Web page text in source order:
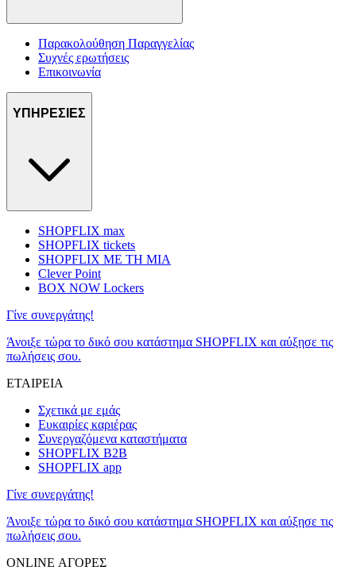
Παρακολούθηση Παραγγελίας
Συχνές ερωτήσεις
Επικοινωνία
ΥΠΗΡΕΣΙΕΣ
SHOPFLIX max
SHOPFLIX tickets
SHOPFLIX ΜΕ ΤΗ ΜΙΑ
Clever Point
BOX NOW Lockers
Γίνε συνεργάτης!
Άνοιξε τώρα το δικό σου κατάστημα SHOPFLIX και αύξησε τις
πωλήσεις σου.
ΕΤΑΙΡΕΙΑ
Σχετικά με εμάς
Ευκαιρίες καριέρας
Συνεργαζόμενα καταστήματα
SHOPFLIX B2B
SHOPFLIX app
Γίνε συνεργάτης!
Άνοιξε τώρα το δικό σου κατάστημα SHOPFLIX και αύξησε τις
πωλήσεις σου.
ONLINE ΑΓΟΡΕΣ